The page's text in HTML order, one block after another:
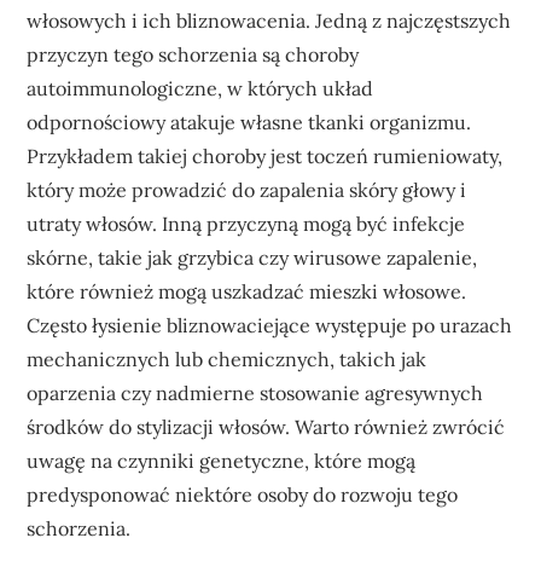
włosowych i ich bliznowacenia. Jedną z najczęstszych
przyczyn tego schorzenia są choroby
autoimmunologiczne, w których układ
odpornościowy atakuje własne tkanki organizmu.
Przykładem takiej choroby jest toczeń rumieniowaty,
który może prowadzić do zapalenia skóry głowy i
utraty włosów. Inną przyczyną mogą być infekcje
skórne, takie jak grzybica czy wirusowe zapalenie,
które również mogą uszkadzać mieszki włosowe.
Często łysienie bliznowaciejące występuje po urazach
mechanicznych lub chemicznych, takich jak
oparzenia czy nadmierne stosowanie agresywnych
środków do stylizacji włosów. Warto również zwrócić
uwagę na czynniki genetyczne, które mogą
predysponować niektóre osoby do rozwoju tego
schorzenia.